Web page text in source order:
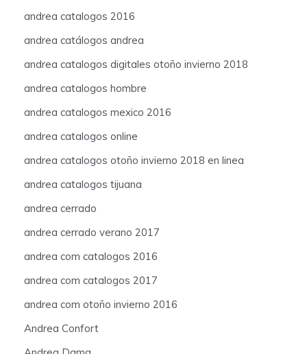
andrea catalogos 2016
andrea catálogos andrea
andrea catalogos digitales otoño invierno 2018
andrea catalogos hombre
andrea catalogos mexico 2016
andrea catalogos online
andrea catalogos otoño invierno 2018 en linea
andrea catalogos tijuana
andrea cerrado
andrea cerrado verano 2017
andrea com catalogos 2016
andrea com catalogos 2017
andrea com otoño invierno 2016
Andrea Confort